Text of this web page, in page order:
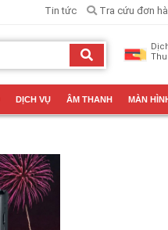
Tin tức Tra cứu đơn
DỊCH VỤ ÂM THANH MÀN